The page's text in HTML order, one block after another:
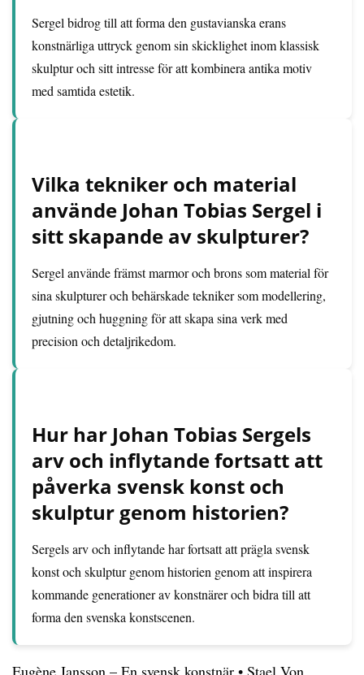
Sergel bidrog till att forma den gustavianska erans
konstnärliga uttryck genom sin skicklighet inom klassisk
skulptur och sitt intresse för att kombinera antika motiv
med samtida estetik.
Vilka tekniker och material
använde Johan Tobias Sergel i
sitt skapande av skulpturer?
Sergel använde främst marmor och brons som material för
sina skulpturer och behärskade tekniker som modellering,
gjutning och huggning för att skapa sina verk med
precision och detaljrikedom.
Hur har Johan Tobias Sergels
arv och inflytande fortsatt att
påverka svensk konst och
skulptur genom historien?
Sergels arv och inflytande har fortsatt att prägla svensk
konst och skulptur genom historien genom att inspirera
kommande generationer av konstnärer och bidra till att
forma den svenska konstscenen.
Eugène Jansson – En svensk konstnär • Stael Von